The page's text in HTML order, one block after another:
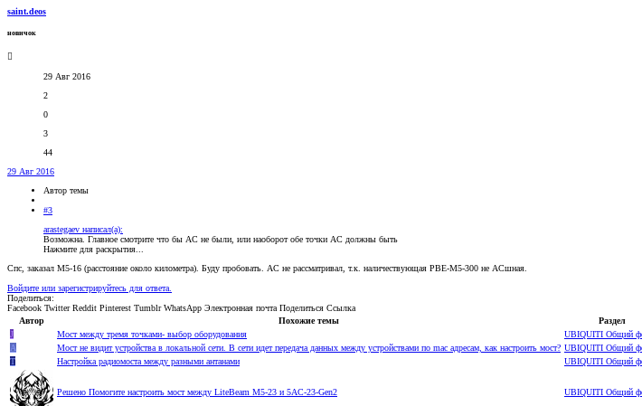
saint.deos
новичок
29 Авг 2016
2
0
3
44
29 Авг 2016
Автор темы
#3
arastegaev написал(а):
Возможна. Главное смотрите что бы AC не были, или наоборот обе точки AC должны быть
Нажмите для раскрытия...
Спс, заказал М5-16 (расстояние около километра). Буду пробовать. АС не рассматривал, т.к. наличествующая PBE-M5-300 не АСшная.
Войдите или зарегистрируйтесь для ответа.
Поделиться:
Facebook Twitter Reddit Pinterest Tumblr WhatsApp Электронная почта Поделиться Ссылка
Автор
Похожие темы Раздел
J
Мост между тремя точками- выбор оборудования UBIQUITI Общий
А
Мост не видит устройства в локальной сети. В сети идет передача данных между устройствами по mac адресам, как настроить мост? UBIQUITI Общий
T
Настройка радиомоста между разными антанами UBIQUITI Общий
Решено Помогите настроить мост между LiteBeam M5-23 и 5AC-23-Gen2 UBIQUITI Общий